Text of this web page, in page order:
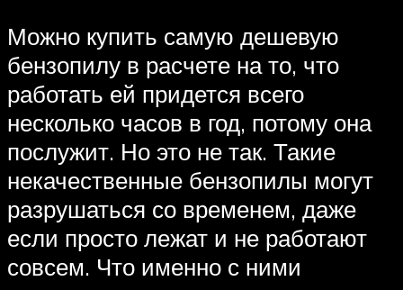
Можно купить самую дешевую
бензопилу в расчете на то, что
работать ей придется всего
несколько часов в год, потому она
послужит. Но это не так. Такие
некачественные бензопилы могут
разрушаться со временем, даже
если просто лежат и не работают
совсем. Что именно с ними